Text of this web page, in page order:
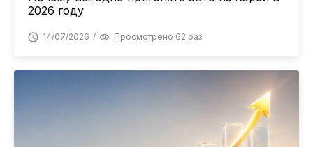
2026 году
14/07/2026 Просмотрено 62 раз